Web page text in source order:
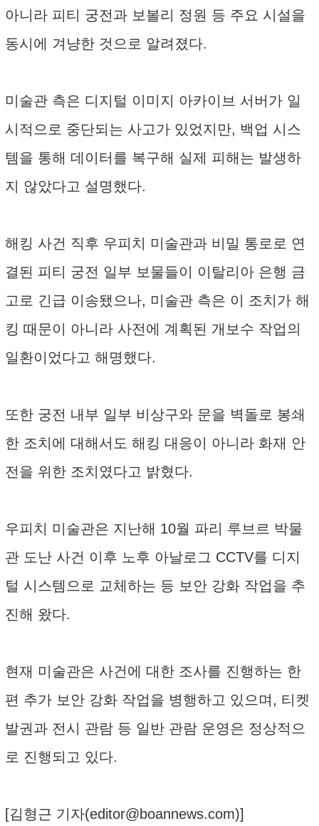
아니라 피티 궁전과 보볼리 정원 등 주요 시설을
동시에 겨냥한 것으로 알려졌다.
미술관 측은 디지털 이미지 아카이브 서버가 일
시적으로 중단되는 사고가 있었지만, 백업 시스
템을 통해 데이터를 복구해 실제 피해는 발생하
지 않았다고 설명했다.
해킹 사건 직후 우피치 미술관과 비밀 통로로 연
결된 피티 궁전 일부 보물들이 이탈리아 은행 금
고로 긴급 이송됐으나, 미술관 측은 이 조치가 해
킹 때문이 아니라 사전에 계획된 개보수 작업의
일환이었다고 해명했다.
또한 궁전 내부 일부 비상구와 문을 벽돌로 봉쇄
한 조치에 대해서도 해킹 대응이 아니라 화재 안
전을 위한 조치였다고 밝혔다.
우피치 미술관은 지난해 10월 파리 루브르 박물
관 도난 사건 이후 노후 아날로그 CCTV를 디지
털 시스템으로 교체하는 등 보안 강화 작업을 추
진해 왔다.
현재 미술관은 사건에 대한 조사를 진행하는 한
편 추가 보안 강화 작업을 병행하고 있으며, 티켓
발권과 전시 관람 등 일반 관람 운영은 정상적으
로 진행되고 있다.
[김형근 기자(editor@boannews.com)]